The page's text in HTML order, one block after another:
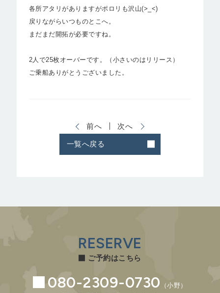
各所アタリがありますがポロリも沢山(>_<)
戻りながらいつものとこへ。
まだまだ開拓が必要ですね。
2人で25枚オーバーです。（小さいのはリリース）
ご乗船ありがとうございました。
一覧へ戻る
前へ 次へ
RESERVE
ご予約はこちら
080-2309-0730 （小野）